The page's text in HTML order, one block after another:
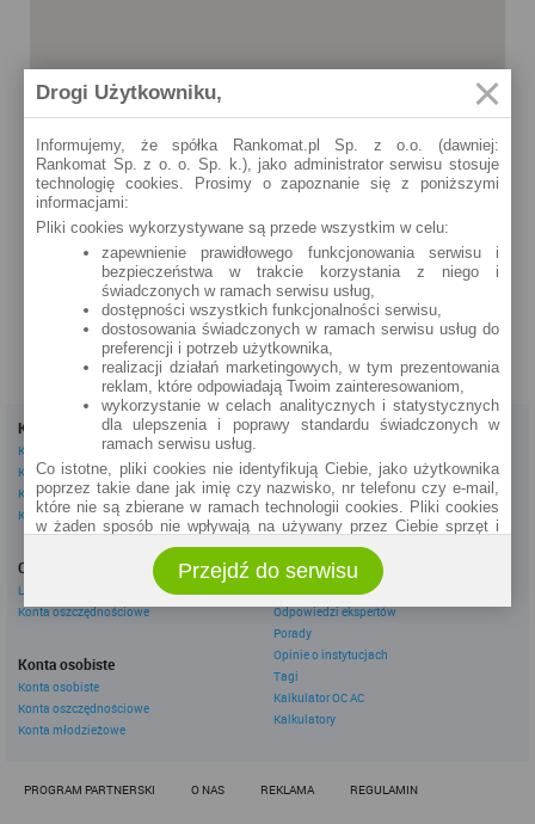
Witkowo
Żwirki i Wigury 4
zobacz na mapie »
Kredyty
Kredyty gotówkowe
Kredyty hipoteczne
Kredyty konsolidacyjne
Kredyty na samochód
Oszczędzanie
Lokaty
Konta oszczędnościowe
Konta osobiste
Konta osobiste
Konta oszczędnościowe
Konta młodzieżowe
Dla firm
Konta firmowe
Leasingi
Inne
eBroker Ekstra
Odpowiedzi ekspertów
Porady
Opinie o instytucjach
Tagi
Kalkulator OC AC
Kalkulatory
PROGRAM PARTNERSKI O NAS REKLAMA REGULAMIN
Drogi Użytkowniku,
Informujemy, że spółka Rankomat.pl Sp. z o.o. (dawniej:
Rankomat Sp. z o. o. Sp. k.), jako administrator serwisu stosuje
technologię cookies. Prosimy o zapoznanie się z poniższymi
informacjami:
Pliki cookies wykorzystywane są przede wszystkim w celu:
zapewnienie prawidłowego funkcjonowania serwisu i
bezpieczeństwa w trakcie korzystania z niego i
świadczonych w ramach serwisu usług,
dostępności wszystkich funkcjonalności serwisu,
dostosowania świadczonych w ramach serwisu usług do
preferencji i potrzeb użytkownika,
realizacji działań marketingowych, w tym prezentowania
reklam, które odpowiadają Twoim zainteresowaniom,
wykorzystanie w celach analitycznych i statystycznych
dla ulepszenia i poprawy standardu świadczonych w
ramach serwisu usług.
Co istotne, pliki cookies nie identyfikują Ciebie, jako użytkownika
poprzez takie dane jak imię czy nazwisko, nr telefonu czy e-mail,
które nie są zbierane w ramach technologii cookies. Pliki cookies
w żaden sposób nie wpływają na używany przez Ciebie sprzęt i
Zakres wykorzystywania plików cookies możliwy jest do
określenia w ustawieniach przeglądarki każdego użytkownika. Bez
wprowadzenia zmian ustawień, informacje w plikach cookies mogą
być zapisywane w pamięci Twojego urządzenia.
Administratorem danych pozyskiwanych w technologii cookies jest
spółka Rankomat.pl Sp. z o.o. (dawniej: Rankomat Sp. z o. o. Sp.
k.) z siedzibą w Warszawie, ul. Wolska 88, 01 - 141 Warszawa.
Możesz jako użytkownik w każdym czasie skontaktować się z
administratorem pod adresem bok@ebroker.pl, jak również wyrazić
obowiązującym prawem (zgodnie z tzw. RODO) w ramach tzw.
Przejdź do serwisu